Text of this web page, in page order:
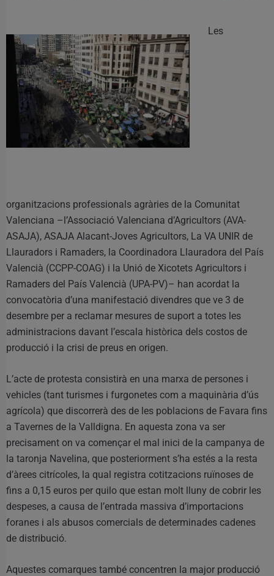
Les
organitzacions professionals agràries de la Comunitat
Valenciana –l’Associació Valenciana d’Agricultors (AVA-
ASAJA), ASAJA Alacant-Joves Agricultors, La VA UNIR de
Llauradors i Ramaders, la Coordinadora Llauradora del País
Valencià (CCPP-COAG) i la Unió de Xicotets Agricultors i
Ramaders del País Valencià (UPA-PV)– han acordat la
convocatòria d’una manifestació divendres que ve 3 de
desembre per a reclamar mesures de suport a totes les
administracions davant l’escala històrica dels costos de
producció i la crisi de preus en origen.
L’acte de protesta consistirà en una marxa de persones i
vehicles (tant turismes i furgonetes com a maquinària d’ús
agrícola) que discorrerà des de les poblacions de Favara fins
a Tavernes de la Valldigna. En aquesta zona va ser
precisament on va començar el mal inici de la campanya de
la taronja Navelina, que posteriorment s’ha estés a la resta
d’àrees citrícoles, la qual registra cotitzacions ruïnoses de
fins a 0,15 euros per quilo que estan molt lluny de cobrir les
despeses, a causa de l’entrada massiva d’importacions
foranes i als abusos comercials de determinades cadenes
de distribució.
Aquestes comarques també concentren la major producció